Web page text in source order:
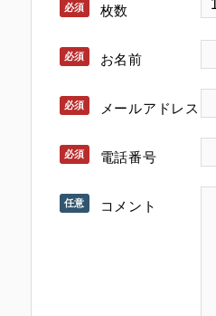
枚数
お名前
メールアドレス
電話番号
コメント